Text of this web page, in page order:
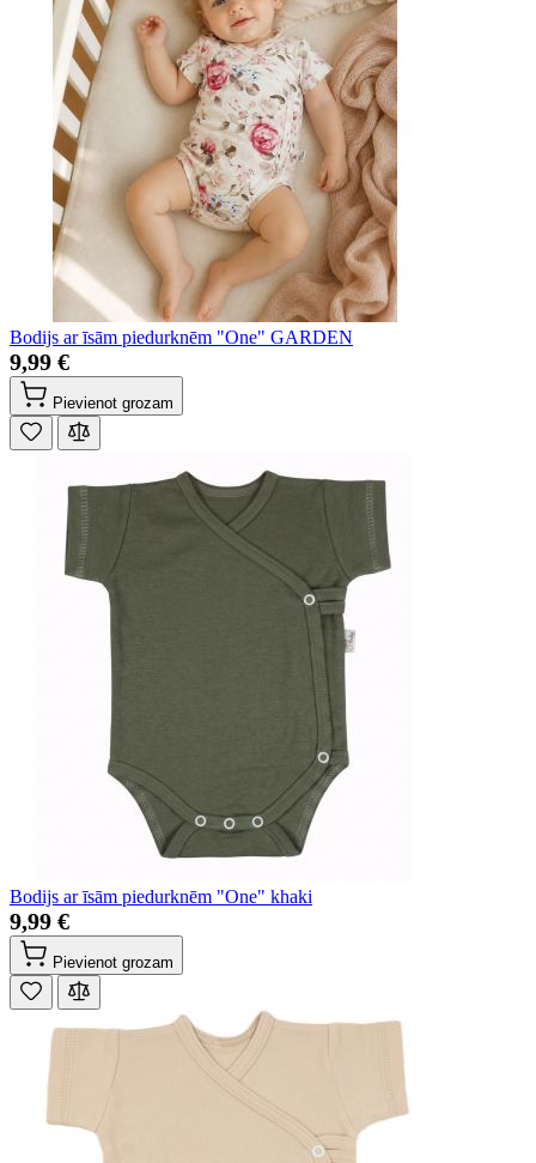
Bodijs ar īsām piedurknēm "One" GARDEN
9,99 €
Pievienot grozam
Bodijs ar īsām piedurknēm "One" khaki
9,99 €
Pievienot grozam